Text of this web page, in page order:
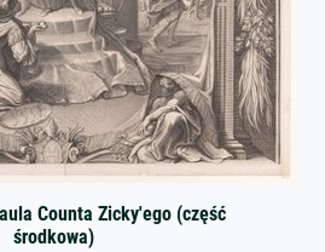
Counta Zicky'ego (część
środkowa)